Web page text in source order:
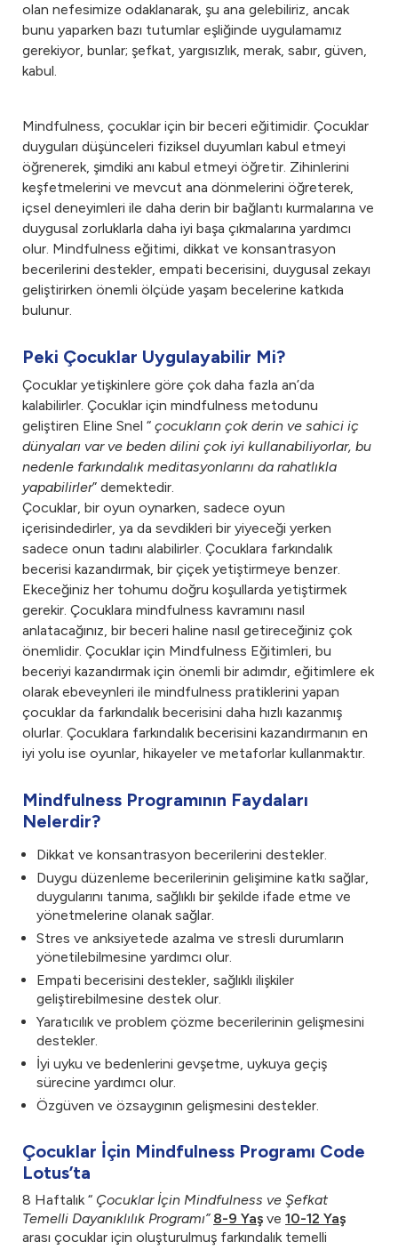
olan nefesimize odaklanarak, şu ana gelebiliriz, ancak
bunu yaparken bazı tutumlar eşliğinde uygulamamız
gerekiyor, bunlar; şefkat, yargısızlık, merak, sabır, güven,
kabul.
Mindfulness, çocuklar için bir beceri eğitimidir. Çocuklar
duyguları düşünceleri fiziksel duyumları kabul etmeyi
öğrenerek, şimdiki anı kabul etmeyi öğretir. Zihinlerini
keşfetmelerini ve mevcut ana dönmelerini öğreterek,
içsel deneyimleri ile daha derin bir bağlantı kurmalarına ve
duygusal zorluklarla daha iyi başa çıkmalarına yardımcı
olur. Mindfulness eğitimi, dikkat ve konsantrasyon
becerilerini destekler, empati becerisini, duygusal zekayı
geliştirirken önemli ölçüde yaşam becelerine katkıda
bulunur.
Peki Çocuklar Uygulayabilir Mi?
Çocuklar yetişkinlere göre çok daha fazla an’da
kalabilirler. Çocuklar için mindfulness metodunu
geliştiren Eline Snel “ çocukların çok derin ve sahici iç
dünyaları var ve beden dilini çok iyi kullanabiliyorlar, bu
nedenle farkındalık meditasyonlarını da rahatlıkla
yapabilirler” demektedir.
Çocuklar, bir oyun oynarken, sadece oyun
içerisindedirler, ya da sevdikleri bir yiyeceği yerken
sadece onun tadını alabilirler. Çocuklara farkındalık
becerisi kazandırmak, bir çiçek yetiştirmeye benzer.
Ekeceğiniz her tohumu doğru koşullarda yetiştirmek
gerekir. Çocuklara mindfulness kavramını nasıl
anlatacağınız, bir beceri haline nasıl getireceğiniz çok
önemlidir. Çocuklar için Mindfulness Eğitimleri, bu
beceriyi kazandırmak için önemli bir adımdır, eğitimlere ek
olarak ebeveynleri ile mindfulness pratiklerini yapan
çocuklar da farkındalık becerisini daha hızlı kazanmış
olurlar. Çocuklara farkındalık becerisini kazandırmanın en
iyi yolu ise oyunlar, hikayeler ve metaforlar kullanmaktır.
Mindfulness Programının Faydaları
Nelerdir?
Dikkat ve konsantrasyon becerilerini destekler.
Duygu düzenleme becerilerinin gelişimine katkı sağlar,
duygularını tanıma, sağlıklı bir şekilde ifade etme ve
yönetmelerine olanak sağlar.
Stres ve anksiyetede azalma ve stresli durumların
yönetilebilmesine yardımcı olur.
Empati becerisini destekler, sağlıklı ilişkiler
geliştirebilmesine destek olur.
Yaratıcılık ve problem çözme becerilerinin gelişmesini
destekler.
İyi uyku ve bedenlerini gevşetme, uykuya geçiş
sürecine yardımcı olur.
Özgüven ve özsaygının gelişmesini destekler.
Çocuklar İçin Mindfulness Programı Code
Lotus’ta
8 Haftalık “ Çocuklar İçin Mindfulness ve Şefkat
Temelli Dayanıklılık Programı” 8-9 Yaş ve 10-12 Yaş
arası çocuklar için oluşturulmuş farkındalık temelli